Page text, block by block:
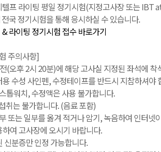
프 라이팅 평일 정기시험(지정고사장 또는 IBT
국 정기시험을 통해 응시하실 수 있습니다.
라이팅 정기시험 접수 바로가기
주의사항]
(오후 2시 20분)에 해당 고사실 지정된 좌석에
수성 사인펜, 수정테이프를 반드시 지참하셔야
톱워치, 수정액은 사용 불가합니다.
취는 불가합니다. (음료 포함)
또는 일부를 옮겨 적거나 암기, 녹음하여 인터
여 고사장에 오시기 바랍니다.
신분증만 인정 가능합니다.